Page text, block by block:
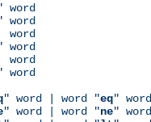
word
word
word
word
word
word
" word | word "eq" word
" word | word "ne" word